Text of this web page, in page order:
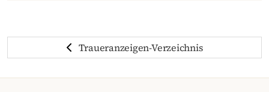
Traueranzeigen-Verzeichnis